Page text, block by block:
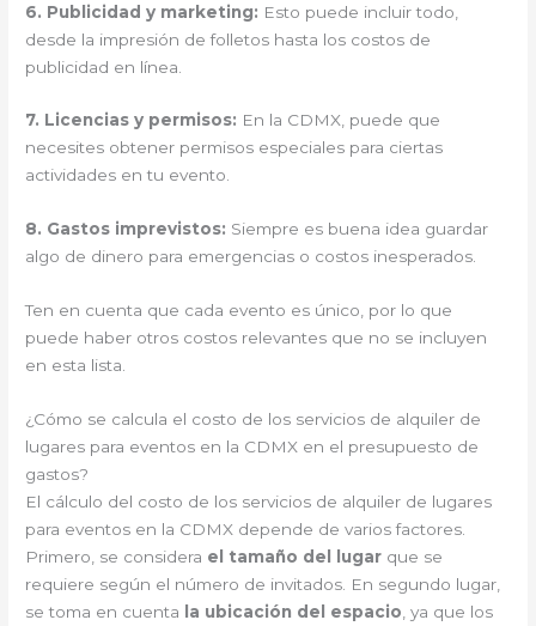
6. Publicidad y marketing: Esto puede incluir todo,
desde la impresión de folletos hasta los costos de
publicidad en línea.
7. Licencias y permisos: En la CDMX, puede que
necesites obtener permisos especiales para ciertas
actividades en tu evento.
8. Gastos imprevistos: Siempre es buena idea guardar
algo de dinero para emergencias o costos inesperados.
Ten en cuenta que cada evento es único, por lo que
puede haber otros costos relevantes que no se incluyen
en esta lista.
¿Cómo se calcula el costo de los servicios de alquiler de
lugares para eventos en la CDMX en el presupuesto de
gastos?
El cálculo del costo de los servicios de alquiler de lugares
para eventos en la CDMX depende de varios factores.
Primero, se considera el tamaño del lugar que se
requiere según el número de invitados. En segundo lugar,
se toma en cuenta
la ubicación del espacio , ya que los